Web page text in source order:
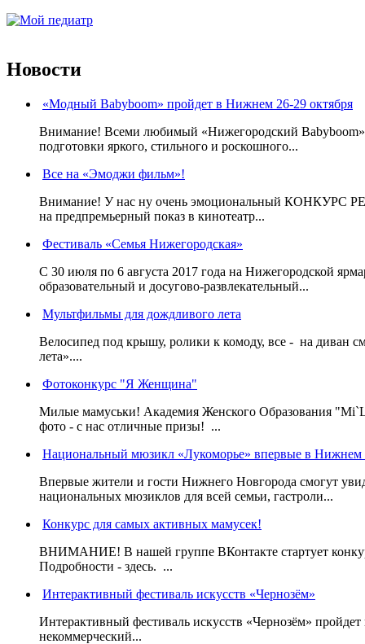
Новости
«Модный Babyboom» пройдет в Нижнем 26-29 октября
Внимание! Всеми любимый «Нижегородский Babyboom»
подготовки яркого, стильного и роскошного...
Все на «Эмоджи фильм»!
Внимание! У нас ну очень эмоциональный КОНКУРС
на предпремьерный показ в кинотеатр...
Фестиваль «Семья Нижегородская»
С 30 июля по 6 августа 2017 года на Нижегородской
образовательный и досугово-развлекательный...
Мультфильмы для дождливого лета
Велосипед под крышу, ролики к комоду, все - на диван
лета»....
Фотоконкурс "Я Женщина"
Милые мамуськи! Академия Женского Образования
фото - с нас отличные призы! ...
Национальный мюзикл «Лукоморье» впервые в Нижнем
Впервые жители и гости Нижнего Новгорода смогут
национальных мюзиклов для всей семьи, гастроли...
Конкурс для самых активных мамусек!
ВНИМАНИЕ! В нашей группе ВКонтакте стартует
Подробности - здесь. ...
Интерактивный фестиваль искусств «Чернозём»
Интерактивный фестиваль искусств «Чернозём»
некоммерческий...